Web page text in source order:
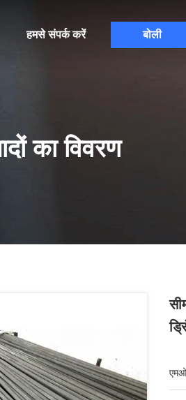
हमसे संपर्क करें बोली
का विवरण